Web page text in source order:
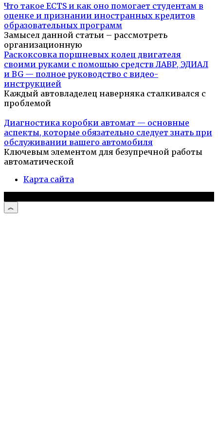
Что такое ECTS и как оно помогает студентам в
оценке и признании иностранных кредитов
образовательных программ
Замысел данной статьи – рассмотреть
организационную
Раскоксовка поршневых колец двигателя
своими руками с помощью средств ЛАВР, ЭДИАЛ
и BG — полное руководство с видео-
инструкцией
Каждый автовладелец наверняка сталкивался с
проблемой
Диагностика коробки автомат — основные
аспекты, которые обязательно следует знать при
обслуживании вашего автомобиля
Ключевым элементом для безупречной работы
автоматической
Карта сайта